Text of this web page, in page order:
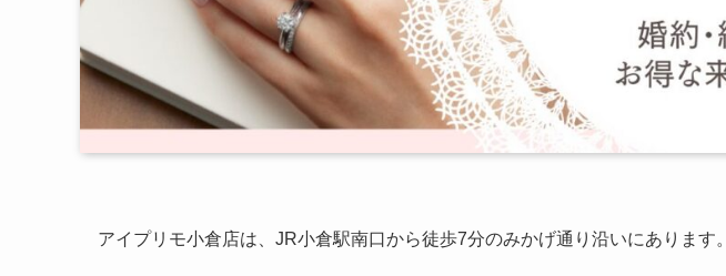
アイプリモ小倉店は、JR小倉駅南口から徒歩7分のみかげ通り沿いにあります。